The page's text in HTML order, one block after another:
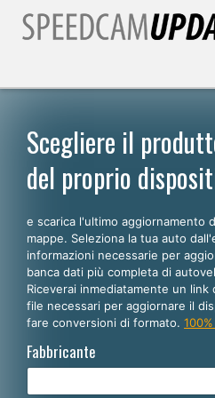
Clienti
SCEGLI LA LINGUA
Italiano
English
Español
Português
Scegliere il
del proprio
e scarica l'ultimo aggiornamento
mappe. Seleziona la tua auto
informazioni necessarie per
banca dati più completa di
Riceverai inmediatamente un
file necessari per aggiornare il
fare conversioni di formato.
Fabbricante